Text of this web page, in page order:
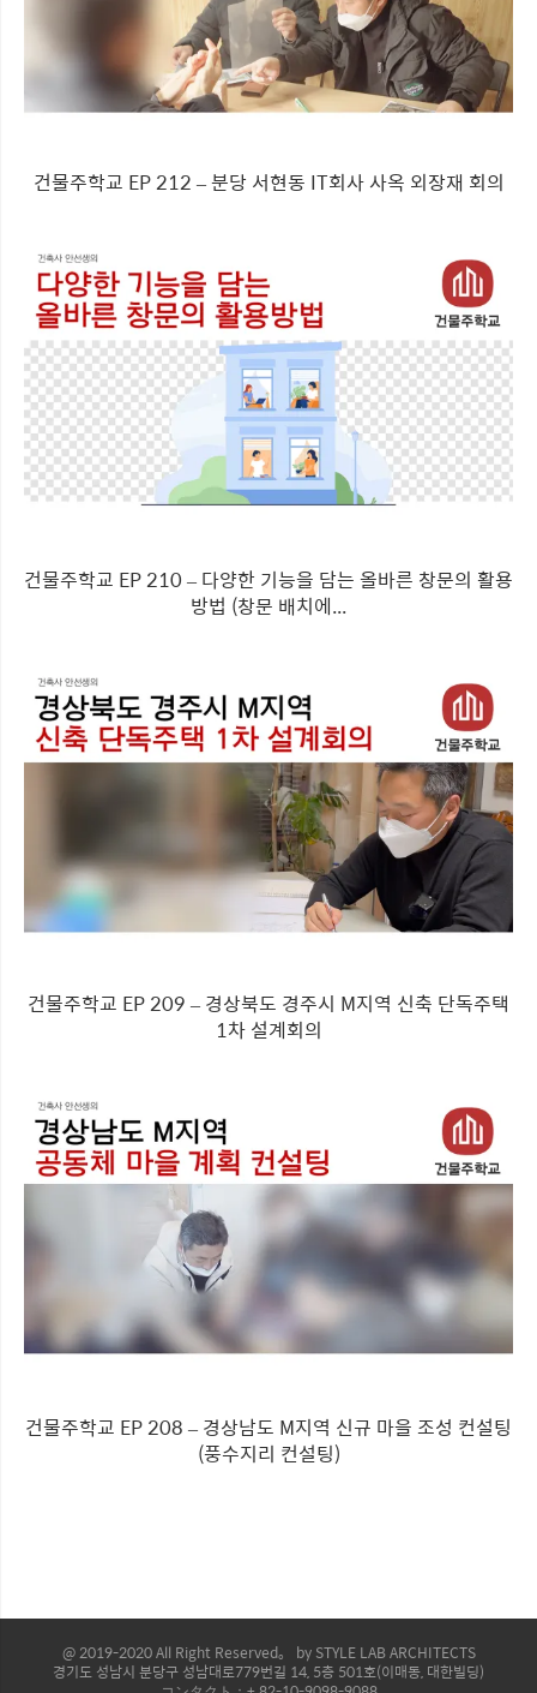
건물주학교 EP 212 – 분당 서현동 IT회사 사옥 외장재 회의
건물주학교 EP 210 – 다양한 기능을 담는 올바른 창문의 활용
방법 (창문 배치에...
건물주학교 EP 209 – 경상북도 경주시 M지역 신축 단독주택
1차 설계회의
건물주학교 EP 208 – 경상남도 M지역 신규 마을 조성 컨설팅
(풍수지리 컨설팅)
@ 2019-2020 All Right Reserved。 by STYLE LAB ARCHITECTS
경기도 성남시 분당구 성남대로779번길 14, 5층 501호(이매동, 대한빌딩)